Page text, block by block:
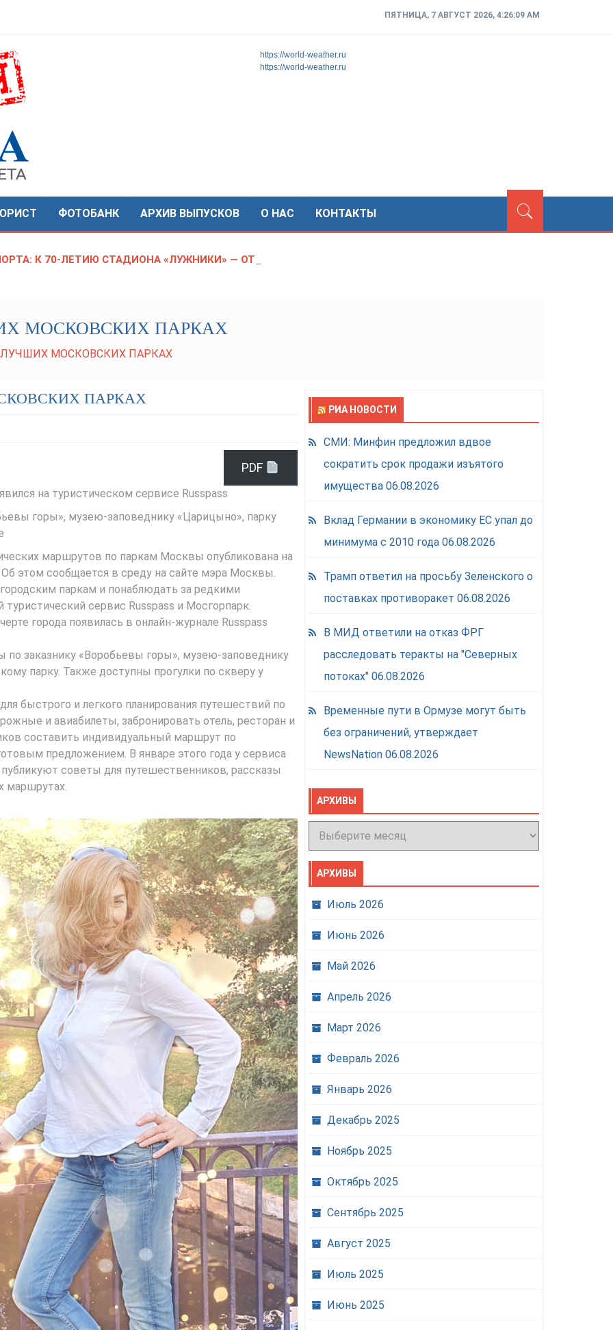
ПЯТНИЦА, 7 АВГУСТ 2026, 4:26:11 AM
https://world-weather.ru
https://world-weather.ru
ФОТОБАНК АРХИВ ВЫПУСКОВ О НАС КОНТАКТЫ
К 70-ЛЕТИЮ СТАДИОНА «ЛУЖНИКИ» — ОТ СОВЕТСКОГО ФЛАГМАНА ДО СЛУЖБЫ БЕЗОПАСНОСТИ
МОСКОВСКИХ ПАРКАХ
МОСКОВСКИХ ПАРКАХ
ПАРКАХ
PDF
на туристическом сервисе Russpass
горы», музею-заповеднику «Царицыно», парку
маршрутов по паркам Москвы опубликована на
этом сообщается в среду на сайте мэра Москвы.
паркам и понаблюдать за редкими
сервис Russpass и Мосгорпарк.
города появилась в онлайн-журнале Russpass
заказнику «Воробьевы горы», музею-заповеднику
парку. Также доступны прогулки по скверу у
быстрого и легкого планирования путешествий по
и авиабилеты, забронировать отель, ресторан и
составить индивидуальный маршрут по
предложением. В январе этого года у сервиса
советы для путешественников, рассказы
маршрутах.
РИА НОВОСТИ
СМИ: Минфин предложил вдвое
сократить срок продажи изъятого
имущества 06.08.2026
Вклад Германии в экономику ЕС упал до
минимума с 2010 года 06.08.2026
Трамп ответил на просьбу Зеленского о
поставках противоракет 06.08.2026
В МИД ответили на отказ ФРГ
расследовать теракты на "Северных
потоках" 06.08.2026
Временные пути в Ормузе могут быть
без ограничений, утверждает
NewsNation 06.08.2026
АРХИВЫ
Архивы
АРХИВЫ
Июль 2026
Июнь 2026
Май 2026
Апрель 2026
Март 2026
Февраль 2026
Январь 2026
Декабрь 2025
Ноябрь 2025
Октябрь 2025
Сентябрь 2025
Август 2025
Июль 2025
Июнь 2025